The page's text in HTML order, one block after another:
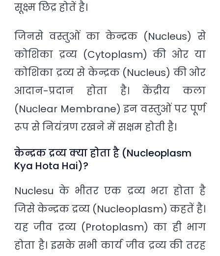
सूक्ष्म छिद्र होतें है।
जिनसे वस्तुओं का केन्द्रक (Nucleus) से
कोशिका द्रव्य (Cytoplasm) की ओर या
कोशिका द्रव्य से केन्द्रक (Nucleus) की ओर
आदान-प्रदान होता है। केंद्रीय कला
(Nuclear Membrane) इन वस्तुओं पर पूर्ण
रूप से नियंत्रण रखने में सक्षम होती है।
केन्द्रक द्रव्य क्या होता है (Nucleoplasm
Kya Hota Hai)?
Nuclesu के भीतर एक द्रव्य भरा होता है
जिसे केन्द्रक द्रव्य (Nucleoplasm) कहतें है।
यह जीव द्रव्य (Protoplasm) का ही भाग
होता है। इसके सभी कार्य जीव द्रव्य की तरह